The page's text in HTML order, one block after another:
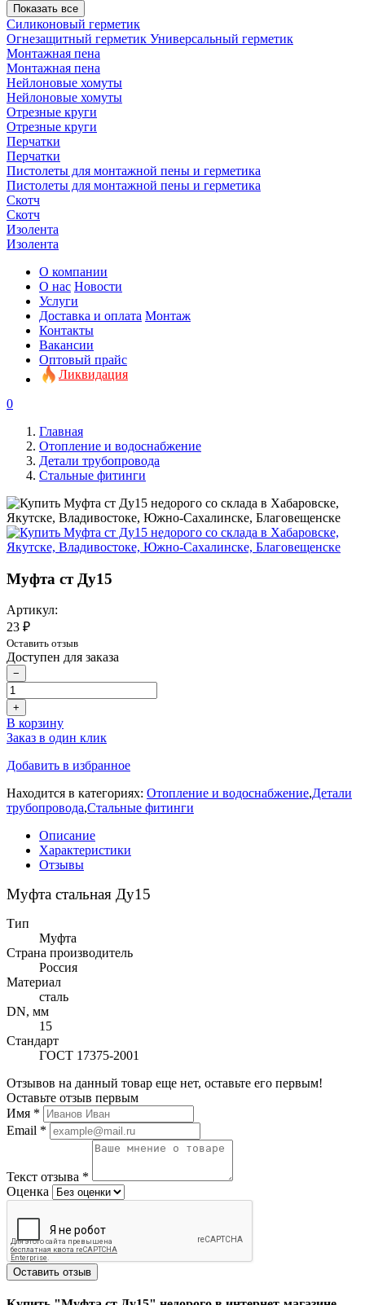
Показать все
Силиконовый герметик
Огнезащитный герметик Универсальный герметик
Монтажная пена
Монтажная пена
Нейлоновые хомуты
Нейлоновые хомуты
Отрезные круги
Отрезные круги
Перчатки
Перчатки
Пистолеты для монтажной пены и герметика
Пистолеты для монтажной пены и герметика
Скотч
Скотч
Изолента
Изолента
О компании
О нас Новости
Услуги
Доставка и оплата Монтаж
Контакты
Вакансии
Оптовый прайс
Ликвидация
0
Главная
Отопление и водоснабжение
Детали трубопровода
Стальные фитинги
Муфта ст Ду15
Артикул:
23 ₽
Оставить отзыв
Доступен для заказа
−
+
В корзину
Заказ в один клик
Добавить в избранное
Находится в категориях: Отопление и водоснабжение,Детали
трубопровода,Стальные фитинги
Описание
Характеристики
Отзывы
Муфта стальная Ду15
Тип
Муфта
Страна производитель
Россия
Материал
сталь
DN, мм
15
Стандарт
ГОСТ 17375-2001
Отзывов на данный товар еще нет, оставьте его первым!
Оставьте отзыв первым
Имя *
Email *
Текст отзыва *
Оценка
Оставить отзыв